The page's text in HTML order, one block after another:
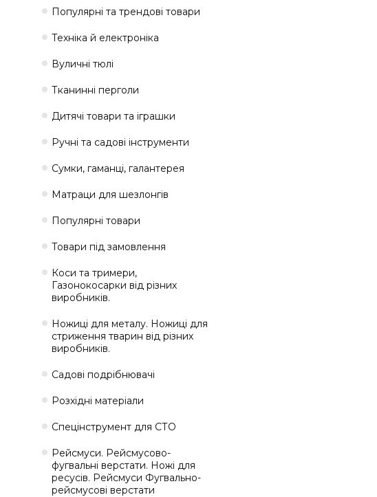
Популярні та трендові товари
Техніка й електроніка
Вуличні тюлі
Тканинні перголи
Дитячі товари та іграшки
Ручні та садові інструменти
Сумки, гаманці, галантерея
Матраци для шезлонгів
Популярні товари
Товари під замовлення
Коси та тримери,
Газонокосарки від різних
виробників.
Ножиці для металу. Ножиці для
стриження тварин від різних
виробників.
Садові подрібнювачі
Розхідні матеріали
Спецінструмент для СТО
Рейсмуси. Рейсмусово-
фугвальні верстати. Ножі для
ресусів. Рейсмуси Фугвально-
рейсмусові верстати